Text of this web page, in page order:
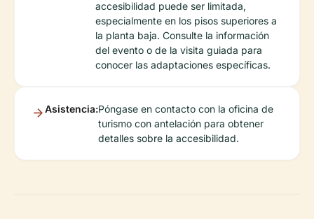
accesibilidad puede ser limitada,
especialmente en los pisos superiores a
la planta baja. Consulte la información
del evento o de la visita guiada para
conocer las adaptaciones específicas.
Asistencia:Póngase en contacto con la oficina de
turismo con antelación para obtener
detalles sobre la accesibilidad.